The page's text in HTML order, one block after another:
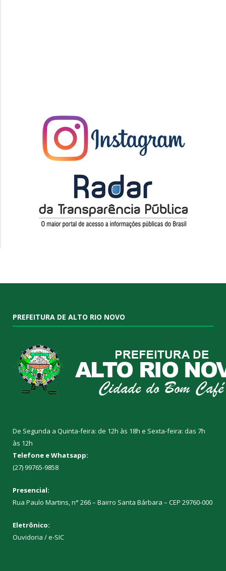
PREFEITURA DE ALTO RIO NOVO
De Segunda a Quinta-feira: de 12h às 18h e Sexta-feira: das 7h
às 12h
Telefone e Whatsapp:
(27) 99765-9858
Presencial:
Rua Paulo Martins, n° 266 – Bairro Santa Bárbara – CEP 29760-000
Eletrônico:
Ouvidoria /e-SIC